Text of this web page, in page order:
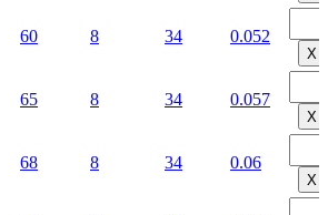
60 8 34 0.052
Х
65 8 34 0.057
Х
68 8 34 0.06
Х